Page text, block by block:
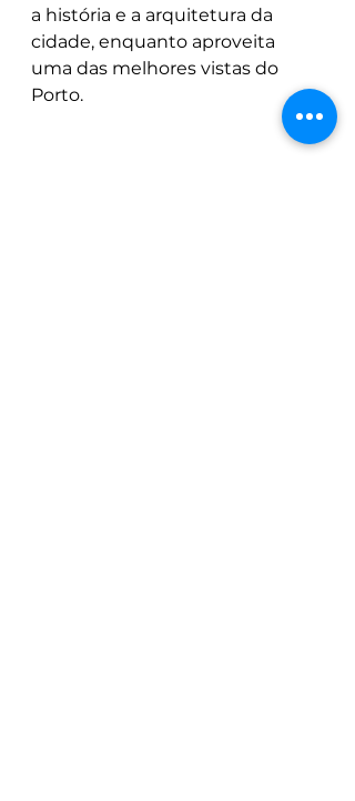
a história e a arquitetura da
cidade, enquanto aproveita
uma das melhores vistas do
Porto.